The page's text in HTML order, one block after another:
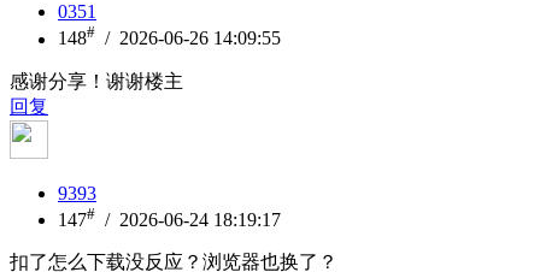
0351
148# / 2026-06-26 14:09:55
感谢分享！谢谢楼主
回复
9393
147# / 2026-06-24 18:19:17
扣了怎么下载没反应？浏览器也换了？